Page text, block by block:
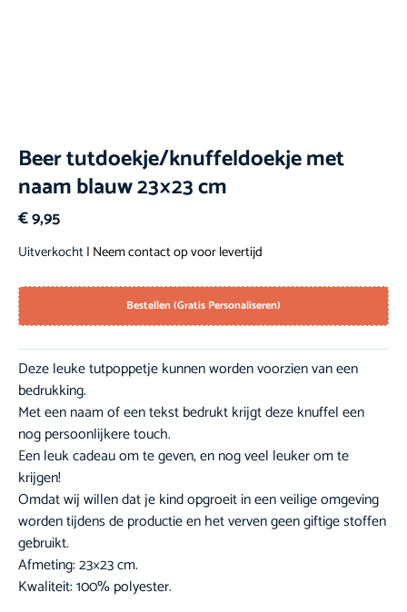
Beer tutdoekje/knuffeldoekje met
naam blauw 23×23 cm
€9,95
Uitverkocht| Neem contact op voor levertijd
Bestellen (Gratis Personaliseren)
Deze leuke tutpoppetje kunnen worden voorzien van een
bedrukking.
Met een naam of een tekst bedrukt krijgt deze knuffel een
nog persoonlijkere touch.
Een leuk cadeau om te geven, en nog veel leuker om te
krijgen!
Omdat wij willen dat je kind opgroeit in een veilige omgeving
worden tijdens de productie en het verven geen giftige stoffen
gebruikt.
Afmeting: 23×23 cm.
Kwaliteit: 100% polyester.